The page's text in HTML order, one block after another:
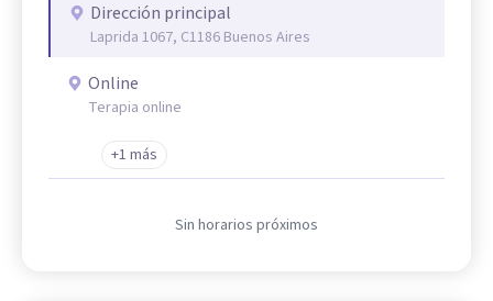
Dirección principal
Laprida 1067, C1186 Buenos Aires
Online
Terapia online
+1 más
Sin horarios próximos